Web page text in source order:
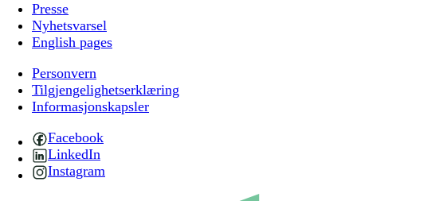
Presse
Nyhetsvarsel
English pages
Personvern
Tilgjengelighetserklæring
Informasjonskapsler
Facebook
LinkedIn
Instagram